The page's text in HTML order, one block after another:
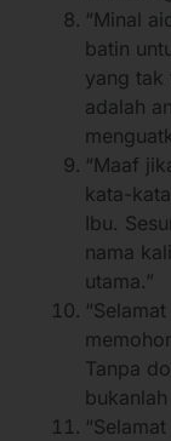
“Minal
batin
yang tak
adalah
“Maaf
kata-
Ibu.
nama
utama.”
Tanpa